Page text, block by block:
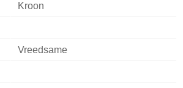
Kroon
Vreedsame